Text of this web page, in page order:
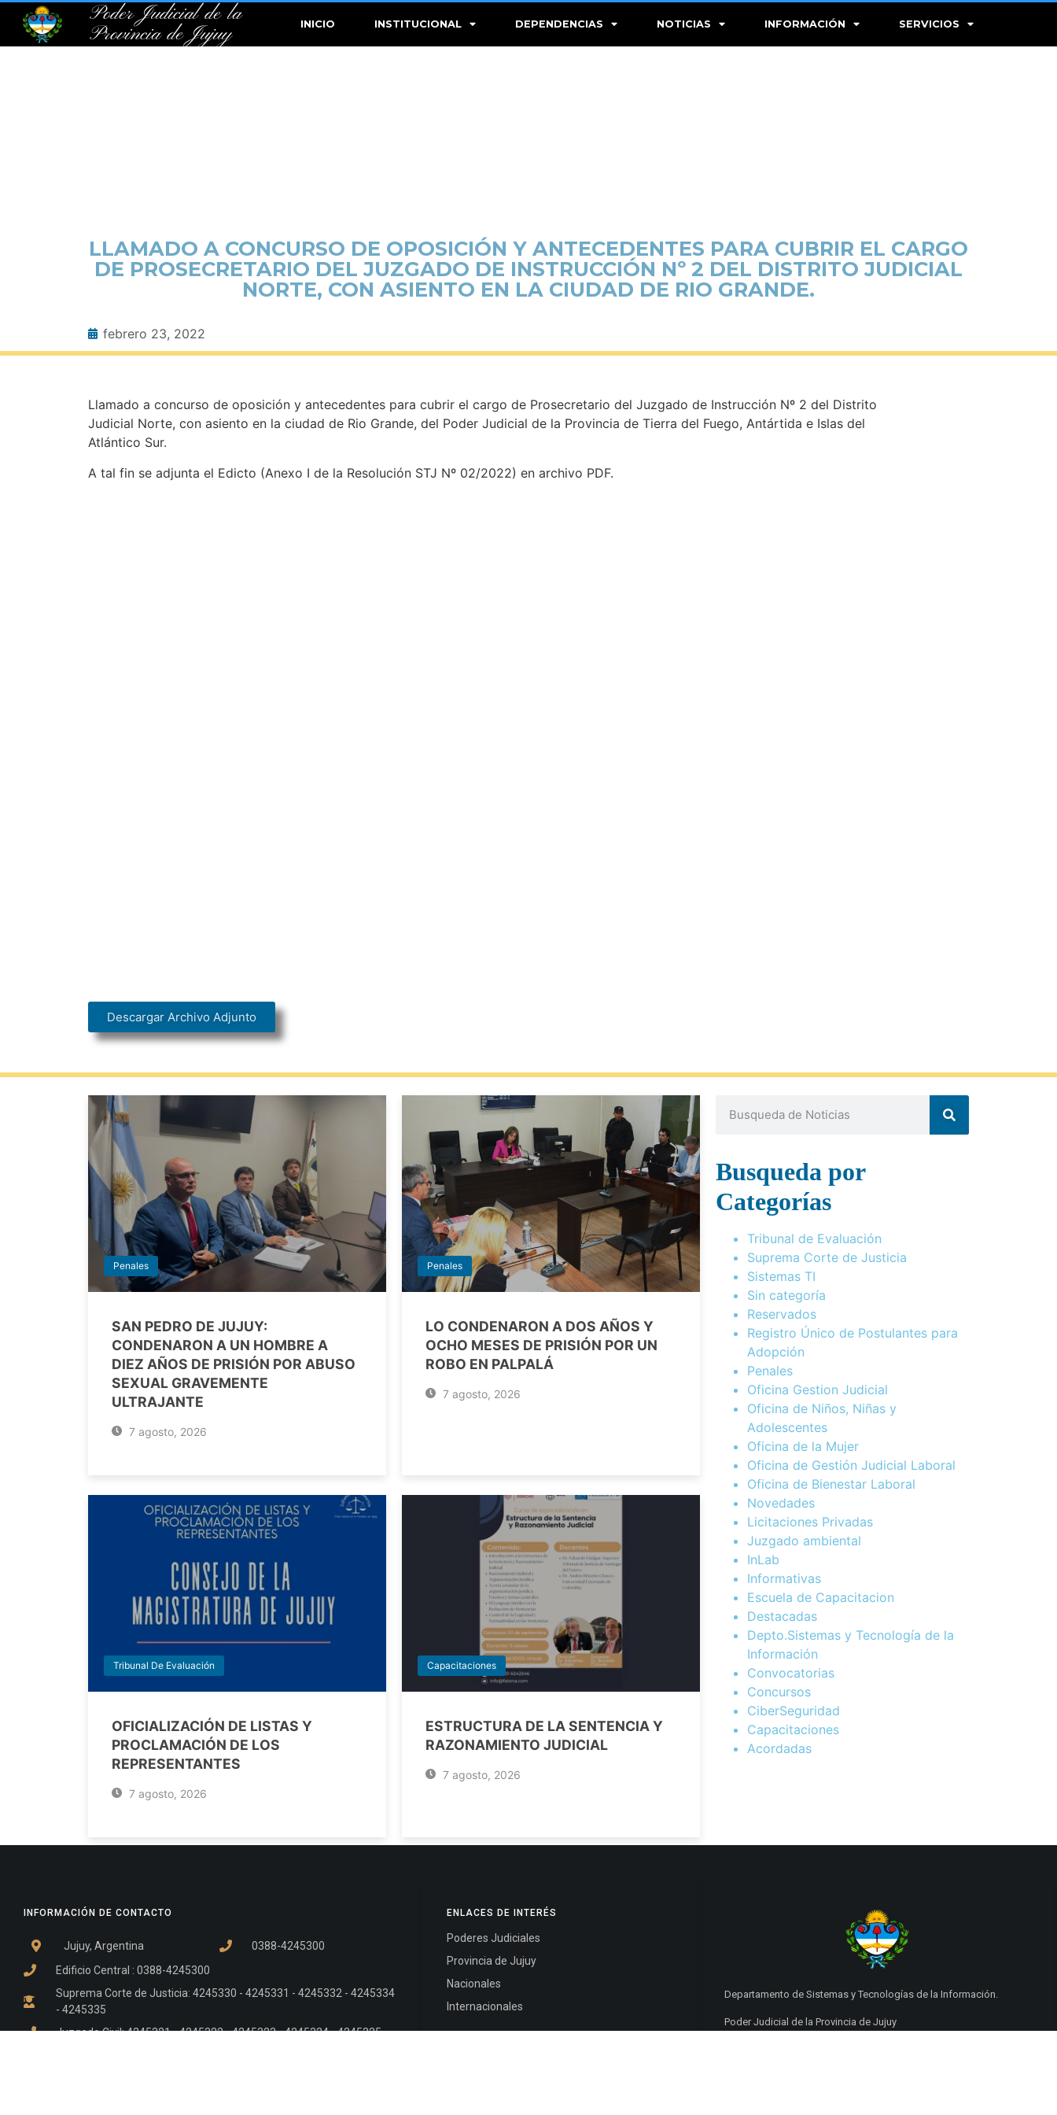
Poder Judicial de la
Provincia de Jujuy
INICIO INSTITUCIONAL DEPENDENCIAS NOTICIAS INFORMACIÓN SERVICIOS
LLAMADO A CONCURSO DE OPOSICIÓN Y ANTECEDENTES PARA CUBRIR EL CARGO
DE PROSECRETARIO DEL JUZGADO DE INSTRUCCIÓN Nº 2 DEL DISTRITO JUDICIAL
NORTE, CON ASIENTO EN LA CIUDAD DE RIO GRANDE.
febrero 23, 2022
Llamado a concurso de oposición y antecedentes para cubrir el cargo de Prosecretario del Juzgado de Instrucción Nº 2 del Distrito
Judicial Norte, con asiento en la ciudad de Rio Grande, del Poder Judicial de la Provincia de Tierra del Fuego, Antártida e Islas del
Atlántico Sur.
A tal fin se adjunta el Edicto (Anexo I de la Resolución STJ Nº 02/2022) en archivo PDF.
Descargar Archivo Adjunto
Penales
SAN PEDRO DE JUJUY:
CONDENARON A UN HOMBRE A
DIEZ AÑOS DE PRISIÓN POR ABUSO
SEXUAL GRAVEMENTE
ULTRAJANTE
7 agosto, 2026
Penales
LO CONDENARON A DOS AÑOS Y
OCHO MESES DE PRISIÓN POR UN
ROBO EN PALPALÁ
7 agosto, 2026
Tribunal De Evaluación
OFICIALIZACIÓN DE LISTAS Y
PROCLAMACIÓN DE LOS
REPRESENTANTES
7 agosto, 2026
Capacitaciones
ESTRUCTURA DE LA SENTENCIA Y
RAZONAMIENTO JUDICIAL
7 agosto, 2026
Busqueda por
Categorías
Tribunal de Evaluación
Suprema Corte de Justicia
Sistemas TI
Sin categoría
Reservados
Registro Único de Postulantes para
Adopción
Penales
Oficina Gestion Judicial
Oficina de Niños, Niñas y
Adolescentes
Oficina de la Mujer
Oficina de Gestión Judicial Laboral
Oficina de Bienestar Laboral
Novedades
Licitaciones Privadas
Juzgado ambiental
InLab
Informativas
Escuela de Capacitacion
Destacadas
Depto.Sistemas y Tecnología de la
Información
Convocatorias
Concursos
CiberSeguridad
Capacitaciones
Acordadas
INFORMACIÓN DE CONTACTO
Jujuy, Argentina
0388-4245300
Edificio Central : 0388-4245300
Suprema Corte de Justicia: 4245330 - 4245331 - 4245332 - 4245334
- 4245335
Juzgado Civil: 4245321 - 4245322 - 4245323 - 4245324 - 4245325
ENLACES DE INTERÉS
Poderes Judiciales
Provincia de Jujuy
Nacionales
Internacionales
Departamento de Sistemas y Tecnologías de la Información.
Poder Judicial de la Provincia de Jujuy